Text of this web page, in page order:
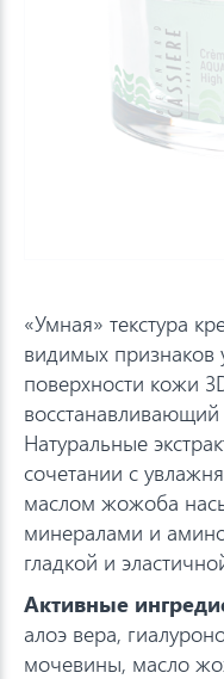
«Умная» текстура
видимых признаков
поверхности кожи
Натуральные
сочетании с
маслом жожоба
минералами и
гладкой и
Активные
алоэ вера,
мочевины, масло